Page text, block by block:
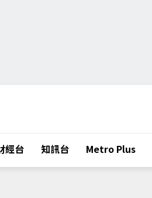
經台 知訊台 Metro Plus